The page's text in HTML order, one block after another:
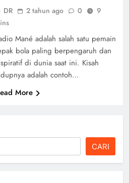
DR 2 tahun ago 0
9
Mané adalah salah satu pemain
bola paling berpengaruh dan
di dunia saat ini. Kisah
adalah contoh…
More
CARI